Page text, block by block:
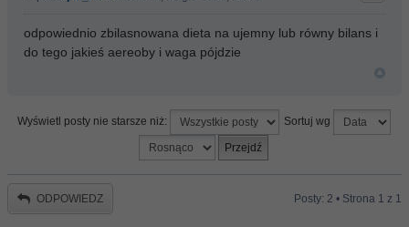
odpowiednio zbilasnowana dieta na ujemny lub równy bilans i
do tego jakieś aereoby i waga pójdzie
Wyświetl posty nie starsze niż: Sortuj wg
ODPOWIEDZ Posty: 2 • Strona 1 z 1